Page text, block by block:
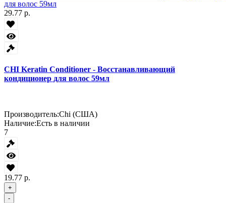
29.77 р.
CHI Keratin Conditioner - Восстанавливающий
кондиционер для волос 59мл
Производитель:Chi (США)
Наличие:Есть в наличии
7
19.77 р.
+
-